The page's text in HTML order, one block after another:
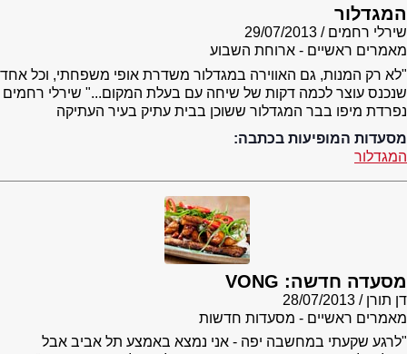
המגדלור
שירלי רחמים
29/07/2013
מאמרים ראשיים - ארוחת השבוע
"לא רק המנות, גם האווירה במגדלור משדרת אופי משפחתי, וכל אחד
שנכנס עוצר לכמה דקות של שיחה עם בעלת המקום..." שירלי רחמים
נפרדת מיפו בבר המגדלור ששוכן בבית עתיק בעיר העתיקה
מסעדות המופיעות בכתבה:
המגדלור
מסעדה חדשה: VONG
דן תורן
28/07/2013
מאמרים ראשיים - מסעדות חדשות
"לרגע שקעתי במחשבה יפה - אני נמצא באמצע תל אביב אבל